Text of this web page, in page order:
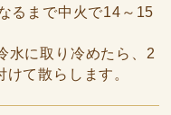
るまで中火で14～15
に取り冷めたら、2
て散らします。